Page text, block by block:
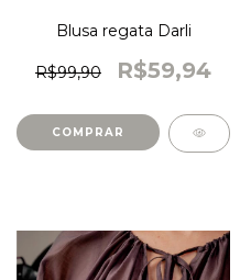
Blusa regata Darli
R$99,90 R$59,94
COMPRAR